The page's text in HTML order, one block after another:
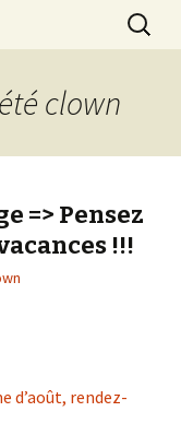
clown
=> Pensez
!!!
d’août, rendez-